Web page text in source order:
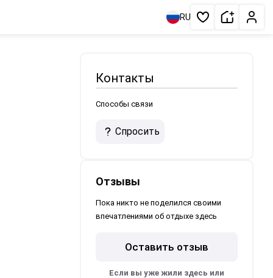
RU Избранное
Сдать
Контакты
Способы связи
Спросить
Отзывы
Пока никто не поделился своими
впечатлениями об отдыхе здесь
Оставить отзыв
Если вы уже жили здесь или